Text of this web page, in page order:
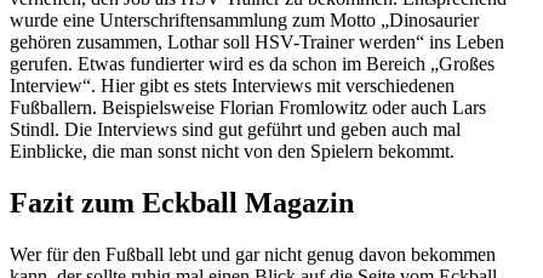
wurde eine Unterschriftensammlung zum Motto „Dinosaurier
gehören zusammen, Lothar soll HSV-Trainer werden“ ins Leben
gerufen. Etwas fundierter wird es da schon im Bereich „Großes
Interview“. Hier gibt es stets Interviews mit verschiedenen
Fußballern. Beispielsweise Florian Fromlowitz oder auch Lars
Stindl. Die Interviews sind gut geführt und geben auch mal
Einblicke, die man sonst nicht von den Spielern bekommt.
Fazit zum Eckball Magazin
Wer für den Fußball lebt und gar nicht genug davon bekommen